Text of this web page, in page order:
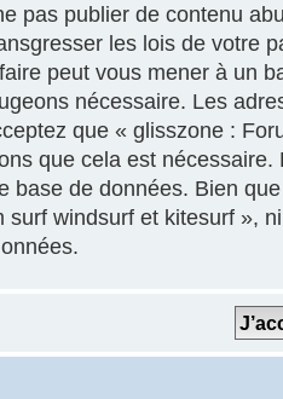
pas publier de contenu
les lois de votre
peut vous mener à un
nécessaire. Les
que « glisszone :
que cela est
base de données. Bien
surf windsurf et kitesurf »,